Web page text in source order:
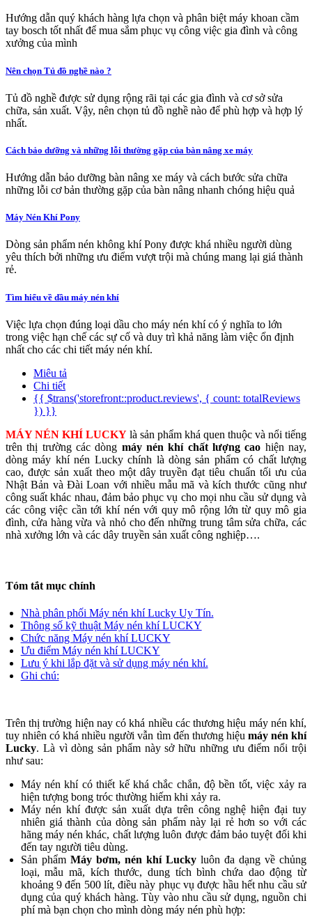
Hướng dẫn quý khách hàng lựa chọn và phân biệt máy khoan cầm
tay bosch tốt nhất để mua sắm phục vụ công việc gia đình và công
xưởng của mình
Nên chọn Tủ đồ nghề nào ?
Tủ đồ nghề được sử dụng rộng rãi tại các gia đình và cơ sở sửa
chữa, sản xuất. Vậy, nên chọn tủ đồ nghề nào để phù hợp và hợp lý
nhất.
Cách bảo dưỡng và những lỗi thường gặp của bàn nâng xe máy
Hướng dẫn bảo dưỡng bàn nâng xe máy và cách bước sửa chữa
những lỗi cơ bản thường gặp của bàn nâng nhanh chóng hiệu quả
Máy Nén Khí Pony
Dòng sản phẩm nén không khí Pony được khá nhiều người dùng
yêu thích bởi những ưu điểm vượt trội mà chúng mang lại giá thành
rẻ.
Tìm hiểu về dầu máy nén khí
Việc lựa chọn đúng loại dầu cho máy nén khí có ý nghĩa to lớn
trong việc hạn chế các sự cố và duy trì khả năng làm việc ổn định
nhất cho các chi tiết máy nén khí.
Miêu tả
Chi tiết
{{ $trans('storefront::product.reviews', { count: totalReviews
}) }}
MÁY NÉN KHÍ LUCKY là sản phẩm khá quen thuộc và nổi tiếng
trên thị trường các dòng máy nén khí chất lượng cao hiện nay,
dòng máy khí nén Lucky chính là dòng sản phẩm có chất lượng
cao, được sản xuất theo một dây truyền đạt tiêu chuẩn tối ưu của
Nhật Bản và Đài Loan với nhiều mẫu mã và kích thước cũng như
công suất khác nhau, đảm bảo phục vụ cho mọi nhu cầu sử dụng và
các công việc cần tới khí nén với quy mô rộng lớn từ quy mô gia
đình, cửa hàng vừa và nhỏ cho đến những trung tâm sửa chữa, các
nhà xưởng lớn và các dây truyền sản xuất công nghiệp….
Tóm tắt mục chính
Nhà phân phối Máy nén khí Lucky Uy Tín.
Thông số kỹ thuật Máy nén khí LUCKY
Chức năng Máy nén khí LUCKY
Ưu điểm Máy nén khí LUCKY
Lưu ý khi lắp đặt và sử dụng máy nén khí.
Ghi chú:
Trên thị trường hiện nay có khá nhiều các thương hiệu máy nén khí,
tuy nhiên có khá nhiều người vẫn tìm đến thương hiệu máy nén khí
Lucky. Là vì dòng sản phẩm này sở hữu những ưu điểm nổi trội
như sau:
Máy nén khí có thiết kế khá chắc chắn, độ bền tốt, việc xảy ra
hiện tượng bong tróc thường hiếm khi xảy ra.
Máy nén khí được sản xuất dựa trên công nghệ hiện đại tuy
nhiên giá thành của dòng sản phẩm này lại rẻ hơn so với các
hãng máy nén khác, chất lượng luôn được đảm bảo tuyệt đối khi
đến tay người tiêu dùng.
Sản phẩm Máy bơm, nén khí Luckyluôn đa dạng về chủng
loại, mẫu mã, kích thước, dung tích bình chứa dao động từ
khoảng 9 đến 500 lít, điều này phục vụ được hầu hết nhu cầu sử
dụng của quý khách hàng. Tùy vào nhu cầu sử dụng, nguồn chi
phí mà bạn chọn cho mình dòng máy nén phù hợp: